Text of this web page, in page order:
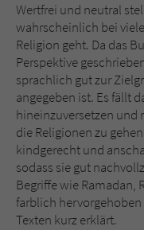
Wertfrei und neutral
wahrscheinlich bei
Religion geht. Da das
Perspektive
sprachlich gut zur
angegeben ist. Es fällt
hineinzuversetzen und
die Religionen zu
kindgerecht und
sodass sie gut
Begriffe wie Ramadan,
farblich
Texten kurz erklärt.